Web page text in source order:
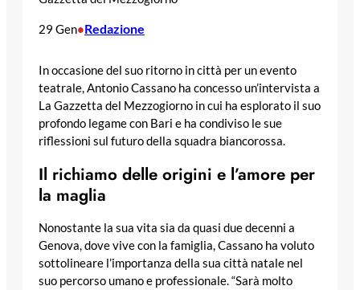
29 Gen•Redazione
In occasione del suo ritorno in città per un evento
teatrale, Antonio Cassano ha concesso un’intervista a
La Gazzetta del Mezzogiorno in cui ha esplorato il suo
profondo legame con Bari e ha condiviso le sue
riflessioni sul futuro della squadra biancorossa.
Il richiamo delle origini e l’amore per
la maglia
Nonostante la sua vita sia da quasi due decenni a
Genova, dove vive con la famiglia, Cassano ha voluto
sottolineare l’importanza della sua città natale nel
suo percorso umano e professionale. “Sarà molto